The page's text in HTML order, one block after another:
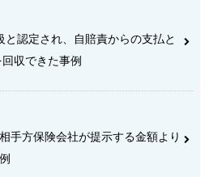
と認定され、自賠責からの支払と
収できた事例
手方保険会社が提示する金額より